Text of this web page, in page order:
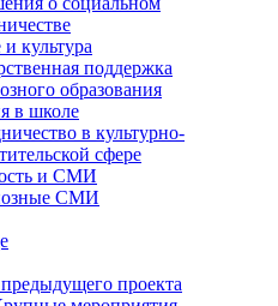
культура
поддержка
образования
в школе
в культурно-
сфере
и СМИ
СМИ
проекта